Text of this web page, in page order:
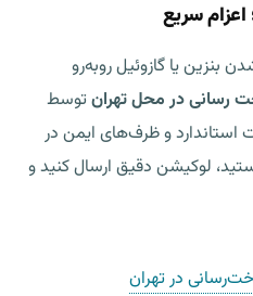
سریع
بنزین یا گازوئیل روبه‌رو
رسانی در محل تهران توسط
سوخت استاندارد و ظرف‌های ایمن در
لوکیشن دقیق ارسال کنید و
در تهران